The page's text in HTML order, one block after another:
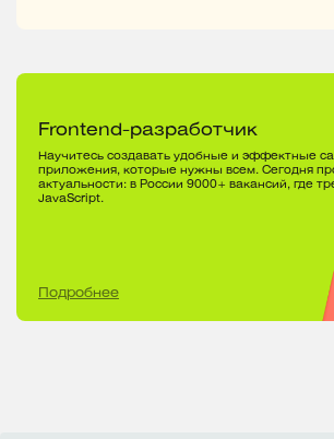
Frontend-разработчик
Научитесь создавать удобные и эффектные
приложения, которые нужны всем. Сегодня
актуальности: в России 9000+ вакансий, где
JavaScript.
Подробнее